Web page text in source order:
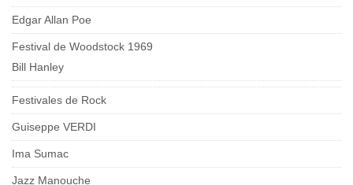
Edgar Allan Poe
Festival de Woodstock 1969
Bill Hanley
Festivales de Rock
Guiseppe VERDI
Ima Sumac
Jazz Manouche